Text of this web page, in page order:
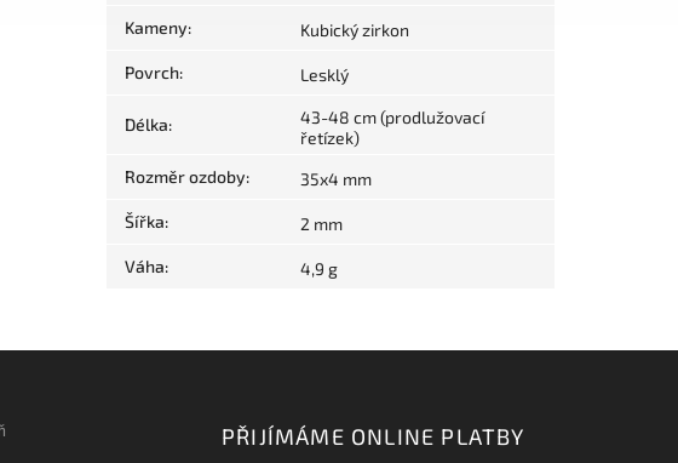
Kameny: Kubický zirkon
Povrch: Lesklý
Délka:
43-48 cm (prodlužovací
řetízek)
Rozměr ozdoby: 35x4 mm
Šířka: 2 mm
Váha: 4,9 g
PŘIJÍMÁME ONLINE PLATBY